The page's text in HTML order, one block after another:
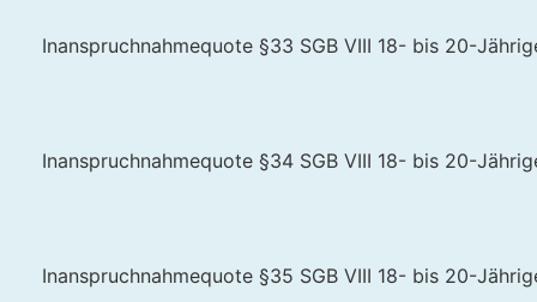
Inanspruchnahmequote §33 SGB VIII 18- bis 20-
Inanspruchnahmequote §34 SGB VIII 18- bis 20-
Inanspruchnahmequote §35 SGB VIII 18- bis 20-